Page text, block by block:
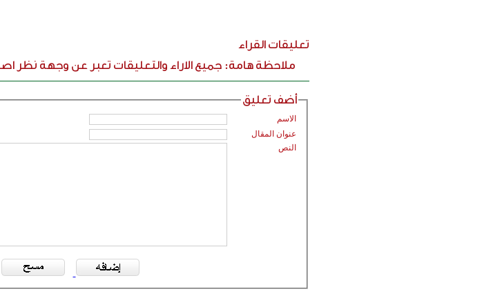
تعليقات القراء
ملاحظة هامة: جميع الاراء والتعليقات تعبر عن وجهة نظر
أضف تعليق
الاسم
عنوان المقال
النص